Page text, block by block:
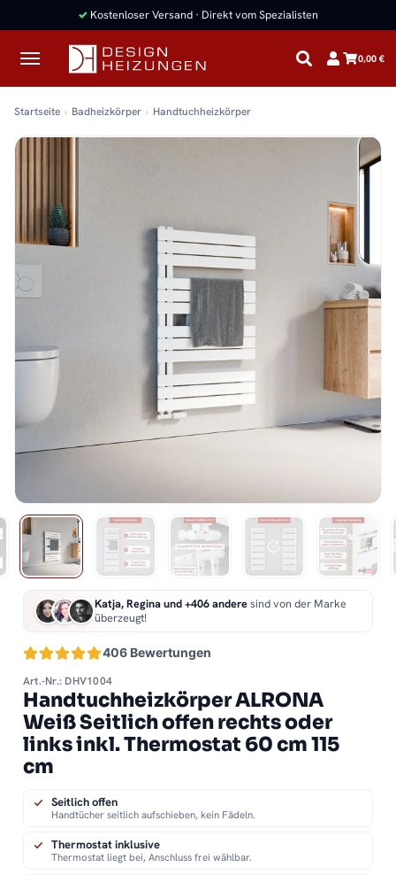
✓ Kostenloser Versand · Direkt vom Spezialisten
0,00 €
Startseite Badheizkörper Handtuchheizkörper
406 Bewertungen
Katja, Regina und +406 anderesind von der Marke
überzeugt!
Art.-Nr.: DHV1004
Handtuchheizkörper ALRONA
Weiß Seitlich offen rechts oder
links inkl. Thermostat 60 cm 115
cm
Seitlich offen
Handtücher seitlich aufschieben, kein Fädeln.
Thermostat inklusive
Thermostat liegt bei, Anschluss frei wählbar.